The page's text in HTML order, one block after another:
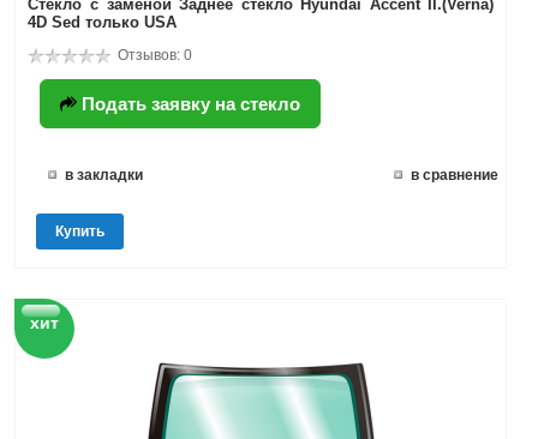
Стекло с заменой Заднее стекло Hyundai Accent II.(Verna)
4D Sed только USA
Отзывов: 0
Подать заявку на стекло
в закладки в сравнение
Купить
хит